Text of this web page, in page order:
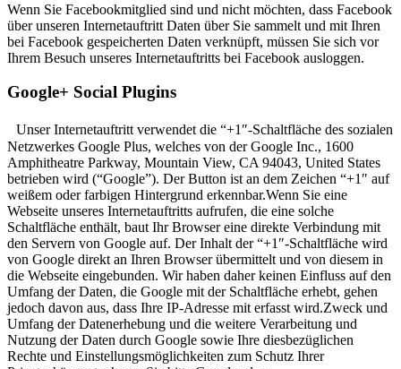
Wenn Sie Facebookmitglied sind und nicht möchten, dass Facebook
über unseren Internetauftritt Daten über Sie sammelt und mit Ihren
bei Facebook gespeicherten Daten verknüpft, müssen Sie sich vor
Ihrem Besuch unseres Internetauftritts bei Facebook ausloggen.
Google+ Social Plugins
Unser Internetauftritt verwendet die “+1″-Schaltfläche des sozialen
Netzwerkes Google Plus, welches von der Google Inc., 1600
Amphitheatre Parkway, Mountain View, CA 94043, United States
betrieben wird (“Google”). Der Button ist an dem Zeichen “+1″ auf
weißem oder farbigen Hintergrund erkennbar.Wenn Sie eine
Webseite unseres Internetauftritts aufrufen, die eine solche
Schaltfläche enthält, baut Ihr Browser eine direkte Verbindung mit
den Servern von Google auf. Der Inhalt der “+1″-Schaltfläche wird
von Google direkt an Ihren Browser übermittelt und von diesem in
die Webseite eingebunden. Wir haben daher keinen Einfluss auf den
Umfang der Daten, die Google mit der Schaltfläche erhebt, gehen
jedoch davon aus, dass Ihre IP-Adresse mit erfasst wird.Zweck und
Umfang der Datenerhebung und die weitere Verarbeitung und
Nutzung der Daten durch Google sowie Ihre diesbezüglichen
Rechte und Einstellungsmöglichkeiten zum Schutz Ihrer